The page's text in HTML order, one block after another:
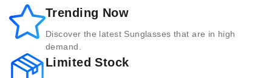
Trending Now
Discover the latest Sunglasses that are in high
demand.
Limited Stock